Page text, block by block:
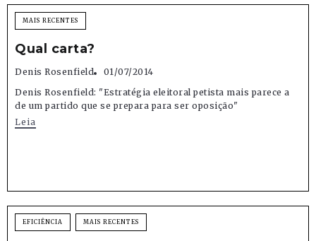
MAIS RECENTES
Qual carta?
Denis Rosenfield
01/07/2014
Denis Rosenfield: "Estratégia eleitoral petista mais parece a
de um partido que se prepara para ser oposição"
Leia
EFICIÊNCIA MAIS RECENTES